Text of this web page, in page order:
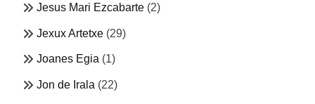
Jesus Mari Ezcabarte (2)
Jexux Artetxe (29)
Joanes Egia (1)
Jon de Irala (22)